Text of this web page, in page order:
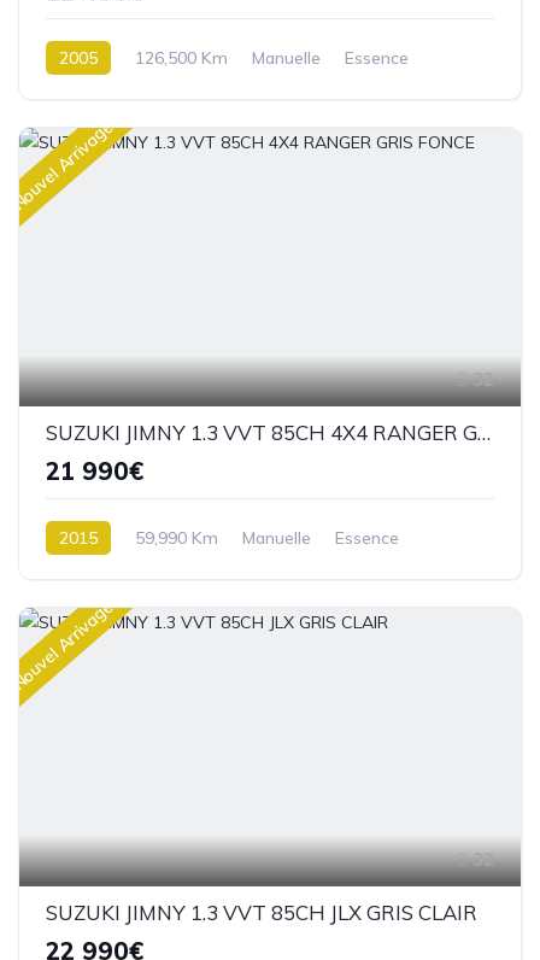
2005 126,500 Km Manuelle
Essence
Nouvel Arrivage
32
SUZUKI JIMNY 1.3 VVT 85CH 4X4 RANGER GRIS FONCE
21 990€
2015 59,990 Km Manuelle
Essence
Nouvel Arrivage
32
SUZUKI JIMNY 1.3 VVT 85CH JLX GRIS CLAIR
22 990€